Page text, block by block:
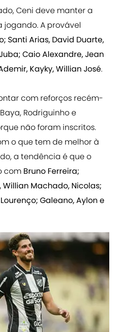
Ceni deve manter a
jogando. A provável
Santi Arias, David Duarte,
Caio Alexandre, Jean
Kayky, Willian José.
com reforços recém-
Rodriguinho e
não foram inscritos.
o que tem de melhor à
a tendência é que o
com Bruno Ferreira;
Willian Machado, Nicolas;
Galeano, Aylon e